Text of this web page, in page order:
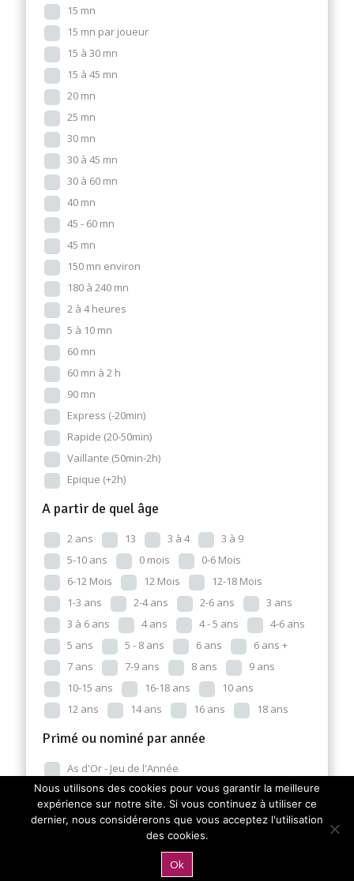
15 mn
15 mn par joueur
15 à 30 mn
15 à 45 mn
20 mn
25 mn
30 mn
30 à 45 mn
30 à 60 mn
40 mn
45 - 60 mn
45 mn
150 mn environ
180 à 240 mn
2 à 4 heures
5 à 10 mn
60 mn
60 mn à 2 h
90 mn
Express (-20min)
Rapide (20-50min)
Vaillante (50min-2h)
Epique (+2h)
A partir de quel âge
2 ans 13 3 à 4
3 à 9
5-10 ans
0 mois
0-6 Mois
6-12 Mois
12 Mois
12-18 Mois
1-3 ans
2-4 ans 2-6 ans
3 ans
3 à 6 ans
4 ans 4 - 5 ans
4-6 ans
5 ans
5 - 8 ans 6 ans
6 ans +
7 ans
7-9 ans 8 ans
9 ans
10-15 ans
16-18 ans
10 ans
12 ans
14 ans 16 ans 18 ans
Primé ou nominé par année
As d'Or - Jeu de l'Année
Nominé pour l'As d'Or
2015 2023
2025
Ark Nova a remporté l'As d’Or Cannes 2023 Expert
Nous utilisons des cookies pour vous garantir la meilleure
expérience sur notre site. Si vous continuez à utiliser ce
dernier, nous considérerons que vous acceptez l'utilisation
des cookies.
Ok